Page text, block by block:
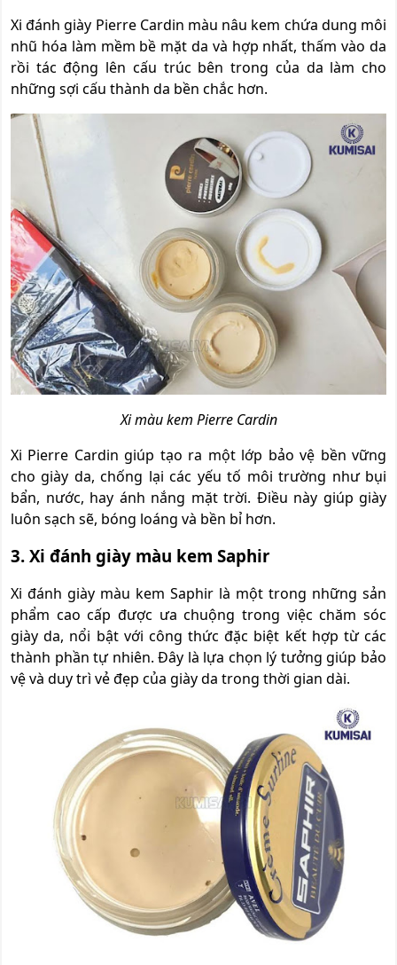
Xi đánh giày Pierre Cardin màu nâu kem chứa dung môi
nhũ hóa làm mềm bề mặt da và hợp nhất, thấm vào da
rồi tác động lên cấu trúc bên trong của da làm cho
những sợi cấu thành da bền chắc hơn.
Xi màu kem Pierre Cardin
Xi Pierre Cardin giúp tạo ra một lớp bảo vệ bền vững
cho giày da, chống lại các yếu tố môi trường như bụi
bẩn, nước, hay ánh nắng mặt trời. Điều này giúp giày
luôn sạch sẽ, bóng loáng và bền bỉ hơn.
3. Xi đánh giày màu kem Saphir
Xi đánh giày màu kem Saphir là một trong những sản
phẩm cao cấp được ưa chuộng trong việc chăm sóc
giày da, nổi bật với công thức đặc biệt kết hợp từ các
thành phần tự nhiên. Đây là lựa chọn lý tưởng giúp bảo
vệ và duy trì vẻ đẹp của giày da trong thời gian dài.